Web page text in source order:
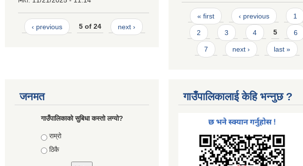
‹ previous 5 of 24 next ›
Pages
« first ‹ previous 1
2 3 4 5 6
7 next › last »
जनमत
गाउँपालिकाको सुबिधा कस्तो लग्यो?
Choices
राम्रो
ठिकै
गाउँपालिकालाई केहि भन्नुछ ?